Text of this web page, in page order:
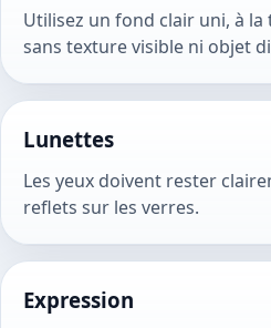
Utilisez un fond clair uni, à
sans texture visible ni objet
Lunettes
Les yeux doivent rester
reflets sur les verres.
Expression